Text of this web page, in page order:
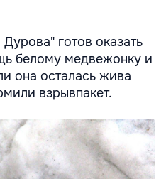
готов оказать
белому медвежонку и
она осталась жива
взрывпакет.